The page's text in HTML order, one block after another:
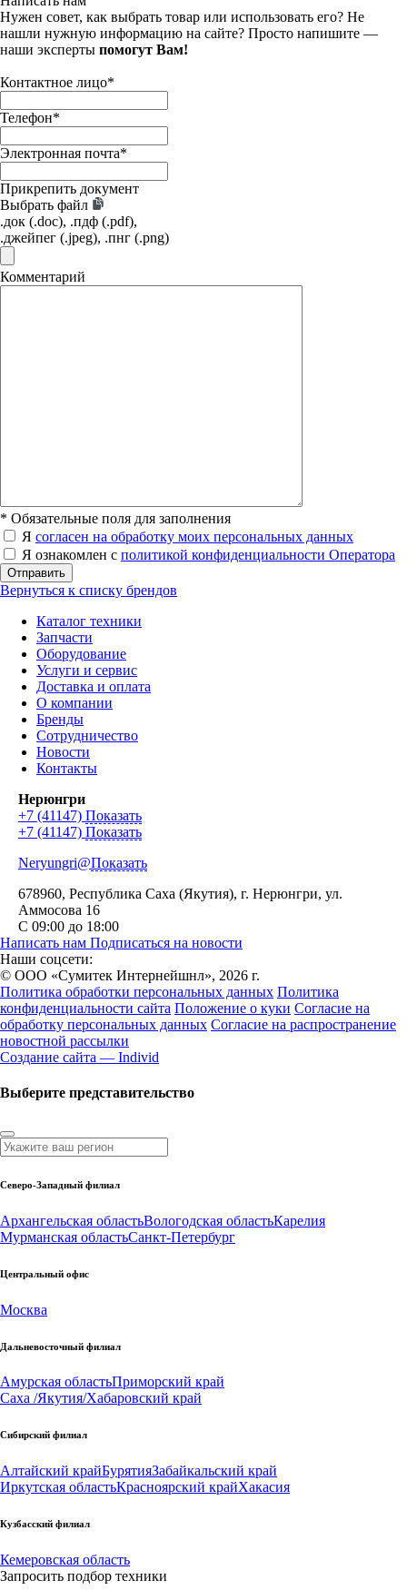
Нужен совет, как выбрать товар или использовать его? Не
нашли нужную информацию на сайте? Просто напишите —
наши эксперты помогут Вам!
Контактное лицо*
Телефон*
Электронная почта*
Прикрепить документ
Выбрать файл
.док (.doc), .пдф (.pdf),
.джейпег (.jpeg), .пнг (.png)
Комментарий
* Обязательные поля для заполнения
Я согласен на обработку моих персональных данных
Я ознакомлен с политикой конфиденциальности Оператора
Отправить
Вернуться к списку брендов
Каталог техники
Запчасти
Оборудование
Услуги и сервис
Доставка и оплата
О компании
Бренды
Сотрудничество
Новости
Контакты
Нерюнгри
+7 (41147) Показать
+7 (41147) Показать
Neryungri@Показать
678960, Республика Саха (Якутия), г. Нерюнгри, ул.
Аммосова 16
С 09:00 до 18:00
Написать нам Подписаться на новости
Наши соцсети:
© ООО «Сумитек Интернейшнл», 2026 г.
Политика обработки персональных данных Политика
конфиденциальности сайта Положение о куки Согласие на
обработку персональных данных Согласие на распространение
новостной рассылки
Создание сайта — Individ
Выберите представительство
Северо-Западный филиал
Архангельская областьВологодская областьКарелия
Мурманская областьСанкт-Петербург
Центральный офис
Москва
Дальневосточный филиал
Амурская областьПриморский край
Саха /Якутия/Хабаровский край
Сибирский филиал
Алтайский крайБурятияЗабайкальский край
Иркутская областьКрасноярский крайХакасия
Кузбасский филиал
Кемеровская область
Запросить подбор техники